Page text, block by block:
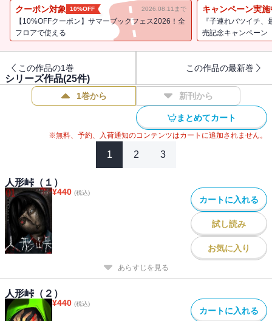
クーポン対象 10%OFF 2026.08.11まで
【10%OFFクーポン】サマーブックフェス2026！全
フロアで使える
キャンペーン実施
『子連れバツイチ
売記念キャンペーン
この作品の1巻 この作品の最新巻
シリーズ作品(25件)
1巻から 新刊から
まとめてカート
※無料、予約、入荷通知のコンテンツはカートに追加されません。
1 2 3
人形峠（１）
¥440 (税込)
カートに入れる
試し読み
お気に入り
あらすじを見る
人形峠（２）
¥440 (税込)
カートに入れる